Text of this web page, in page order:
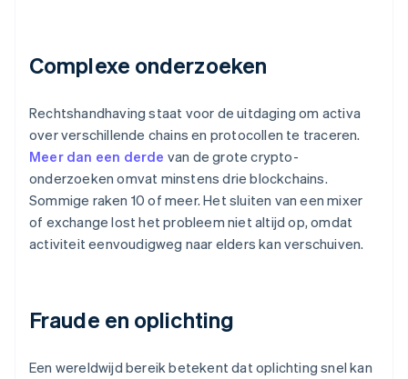
Complexe onderzoeken
Rechtshandhaving staat voor de uitdaging om activa
over verschillende chains en protocollen te traceren.
Meer dan een derde van de grote crypto-
onderzoeken omvat minstens drie blockchains.
Sommige raken 10 of meer. Het sluiten van een mixer
of exchange lost het probleem niet altijd op, omdat
activiteit eenvoudigweg naar elders kan verschuiven.
Fraude en oplichting
Een wereldwijd bereik betekent dat oplichting snel kan